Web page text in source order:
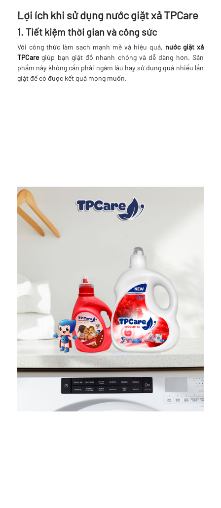
Lợi ích khi sử dụng nước giặt xả TPCare
1. Tiết kiệm thời gian và công sức
Với công thức làm sạch mạnh mẽ và hiệu quả, nước giặt xả
TPCaregiúp bạn giặt đồ nhanh chóng và dễ dàng hơn. Sản
phẩm này không cần phải ngâm lâu hay sử dụng quá nhiều lần
giặt để có được kết quả mong muốn.